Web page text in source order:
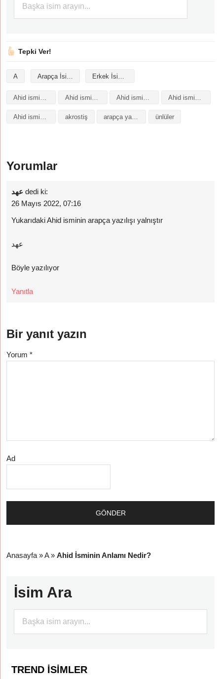
Tepki Ver!
A Arapça İsimler Erkek İsimleri
Ahid isminin numerolojisi akrostiş arapça yazılışı ünlüler
Yorumlar
عهد dedi ki:
26 Mayıs 2022, 07:16
Yukarıdaki Ahid isminin arapça yazılışı yalnıştır
عهد
Böyle yazılıyor
Yanıtla
Bir yanıt yazın
Yorum*
Ad
Anasayfa »A»Ahid İsminin Anlamı Nedir?
İsim Ara
TREND İSIMLER